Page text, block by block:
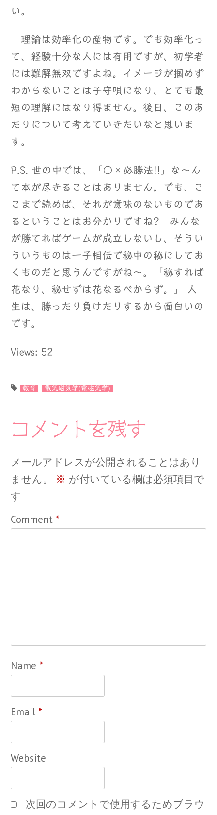
い。
理論は効率化の産物です。でも効率化っ
て、経験十分な人には有用ですが、初学者
には難解無双ですよね。イメージが掴めず
わからないことは子守唄になり、とても最
短の理解にはなり得ません。後日、このあ
たりについて考えていきたいなと思いま
す。
P.S. 世の中では、「○×必勝法!!」な～ん
て本が尽きることはありません。でも、こ
こまで読めば、それが意味のないものであ
るということはお分かりですね? みんな
が勝てればゲームが成立しないし、そうい
ういうものは一子相伝で秘中の秘にしてお
くものだと思うんですがね～。「秘すれば
花なり、秘せずは花なるべからず。」 人
生は、勝ったり負けたりするから面白いの
です。
Views: 52
教育 電気磁気学(電磁気学)
コメントを残す
メールアドレスが公開されることはあり
ません。
※ が付いている欄は必須項目で
す
Comment *
Name *
Email *
Website
次回のコメントで使用するためブラウ